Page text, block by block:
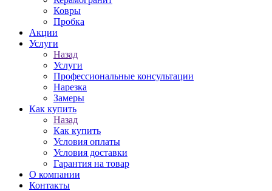
Ковры
Пробка
Акции
Услуги
Назад
Услуги
Профессиональные консультации
Нарезка
Замеры
Как купить
Назад
Как купить
Условия оплаты
Условия доставки
Гарантия на товар
О компании
Контакты